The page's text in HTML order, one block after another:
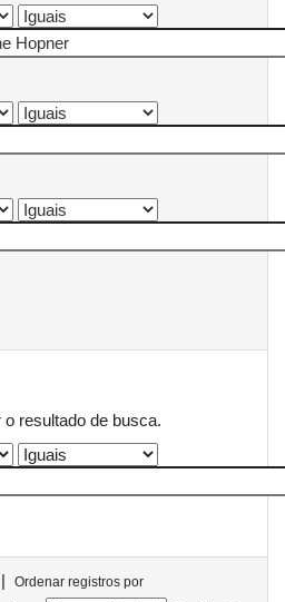
resultado de busca.
|
Ordenar registros por